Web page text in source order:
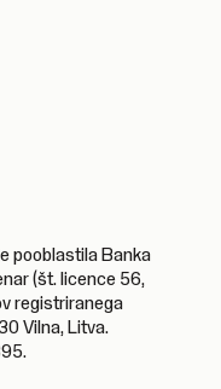
pooblastila Banka
(št. licence 56,
registriranega
Vilna, Litva.